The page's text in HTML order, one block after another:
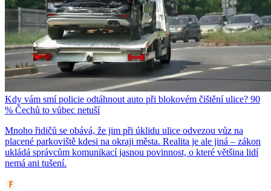
Kdy vám smí policie odtáhnout auto při blokovém čištění ulice? 90
% Čechů to vůbec netuší
Mnoho řidičů se obává, že jim při úklidu ulice odvezou vůz na
placené parkoviště kdesi na okraji města. Realita je ale jiná – zákon
ukládá správcům komunikací jasnou povinnost, o které většina lidí
nemá ani tušení.